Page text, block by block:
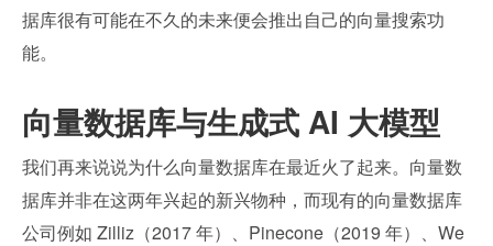
据库很有可能在不久的未来便会推出自己的向量搜索功
能。
向量数据库与生成式 AI 大模型
我们再来说说为什么向量数据库在最近火了起来。向量数
据库并非在这两年兴起的新兴物种，而现有的向量数据库
公司例如 Zilliz（2017 年）、Pinecone（2019 年）、We